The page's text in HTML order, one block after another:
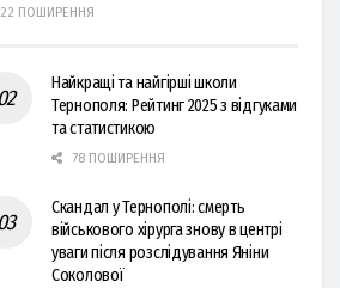
22 ПОШИРЕННЯ
Найкращі та найгірші школи
Тернополя: Рейтинг 2025 з відгуками
та статистикою
78 ПОШИРЕННЯ
Скандал у Тернополі: смерть
військового хірурга знову в центрі
уваги після розслідування Яніни
Соколової